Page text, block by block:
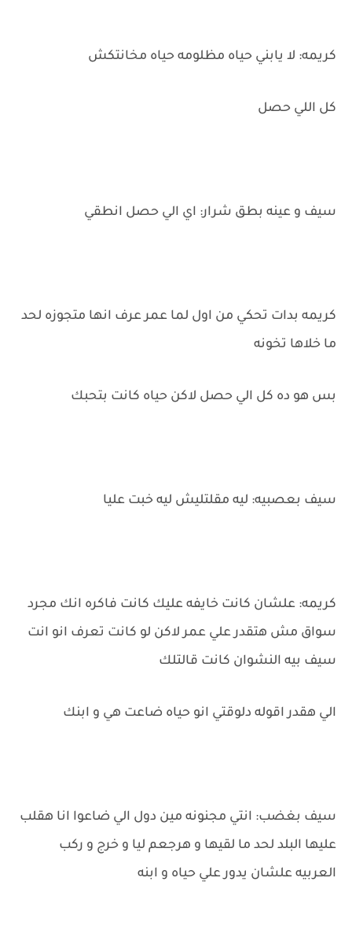
كريمه: لا يابني حياه مظلومه حياه مخانتكش
كل اللي حصل
سيف و عينه بطق شرار: اي الي حصل انطقي
كريمه بدات تحكي من اول لما عمر عرف انها متجوزه لحد
ما خلاها تخونه
بس هو ده كل الي حصل لاكن حياه كانت بتحبك
سيف بعصبيه: ليه مقلتليش ليه خبت عليا
كريمه: علشان كانت خايفه عليك كانت فاكره انك مجرد
سواق مش هتقدر علي عمر لاكن لو كانت تعرف انو انت
سيف بيه النشوان كانت قالتلك
الي هقدر اقوله دلوقتي انو حياه ضاعت هي و ابنك
سيف بغضب: انتي مجنونه مين دول الي ضاعوا انا هقلب
عليها البلد لحد ما لقيها و هرجعم ليا و خرج و ركب
العربيه علشان يدور علي حياه و ابنه